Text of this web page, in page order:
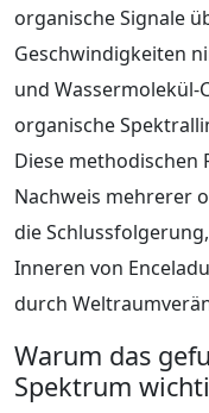
organische Signale
Geschwindigkeiten
und Wassermolekül-
organische
Diese
Nachweis mehrerer
die
Inneren von
durch
Warum das
Spektrum